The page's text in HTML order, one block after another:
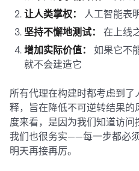
让人类掌权：
人工智能表
坚持不懈地测试： 在上线
增加实际价值：
如果它不
就不会建造它
所有代理在构建时都考虑到
释，旨在降低不可逆转结果的
度来看，是因为我们知道访
我们也很务实——每一步都必
明天再接再厉。